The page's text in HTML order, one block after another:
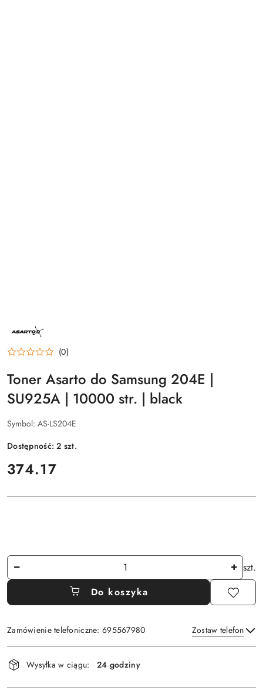
NAZWA
PRODUCENTA:
(0)
Toner Asarto do Samsung 204E |
SU925A | 10000 str. | black
Symbol: AS-LS204E
Dostępność:2 szt.
cena:
374.17
Ilość
szt.
Do koszyka
Zamówienie telefoniczne: 695567980 Zostaw telefon
Dostępność
i
dostawa
Wysyłka w ciągu: 24 godziny